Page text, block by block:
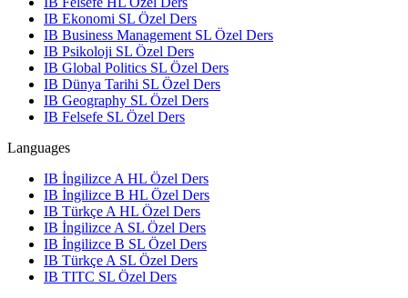
IB Ekonomi SL Özel Ders
IB Business Management SL Özel Ders
IB Psikoloji SL Özel Ders
IB Global Politics SL Özel Ders
IB Dünya Tarihi SL Özel Ders
IB Geography SL Özel Ders
IB Felsefe SL Özel Ders
Languages
IB İngilizce A HL Özel Ders
IB İngilizce B HL Özel Ders
IB Türkçe A HL Özel Ders
IB İngilizce A SL Özel Ders
IB İngilizce B SL Özel Ders
IB Türkçe A SL Özel Ders
IB TITC SL Özel Ders